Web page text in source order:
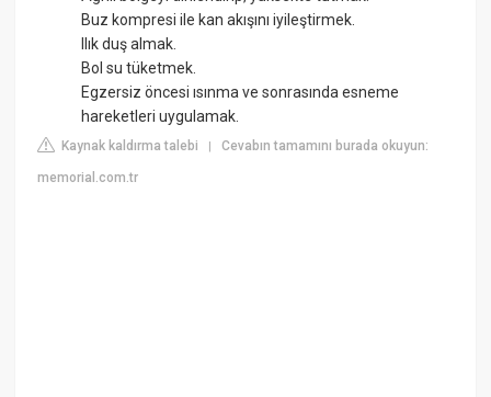
Buz kompresi ile kan akışını iyileştirmek.
Ilık duş almak.
Bol su tüketmek.
Egzersiz öncesi ısınma ve sonrasında esneme
hareketleri uygulamak.
Kaynak kaldırma talebi |Cevabın tamamını burada okuyun:
memorial.com.tr